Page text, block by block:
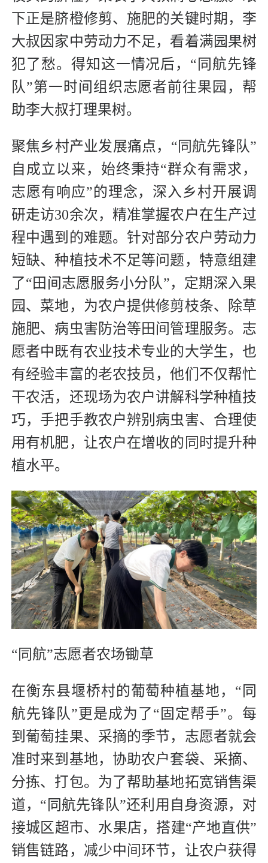
下正是脐橙修剪、施肥的关键时期，李
大叔因家中劳动力不足，看着满园果树
犯了愁。得知这一情况后，“同航先锋
队”第一时间组织志愿者前往果园，帮
助李大叔打理果树。
聚焦乡村产业发展痛点，“同航先锋队”
自成立以来，始终秉持“群众有需求，
志愿有响应”的理念，深入乡村开展调
研走访30余次，精准掌握农户在生产过
程中遇到的难题。针对部分农户劳动力
短缺、种植技术不足等问题，特意组建
了“田间志愿服务小分队”，定期深入果
园、菜地，为农户提供修剪枝条、除草
施肥、病虫害防治等田间管理服务。志
愿者中既有农业技术专业的大学生，也
有经验丰富的老农技员，他们不仅帮忙
干农活，还现场为农户讲解科学种植技
巧，手把手教农户辨别病虫害、合理使
用有机肥，让农户在增收的同时提升种
植水平。
“同航”志愿者农场锄草
在衡东县堰桥村的葡萄种植基地，“同
航先锋队”更是成为了“固定帮手”。每
到葡萄挂果、采摘的季节，志愿者就会
准时来到基地，协助农户套袋、采摘、
分拣、打包。为了帮助基地拓宽销售渠
道，“同航先锋队”还利用自身资源，对
接城区超市、水果店，搭建“产地直供”
销售链路，减少中间环节，让农户获得